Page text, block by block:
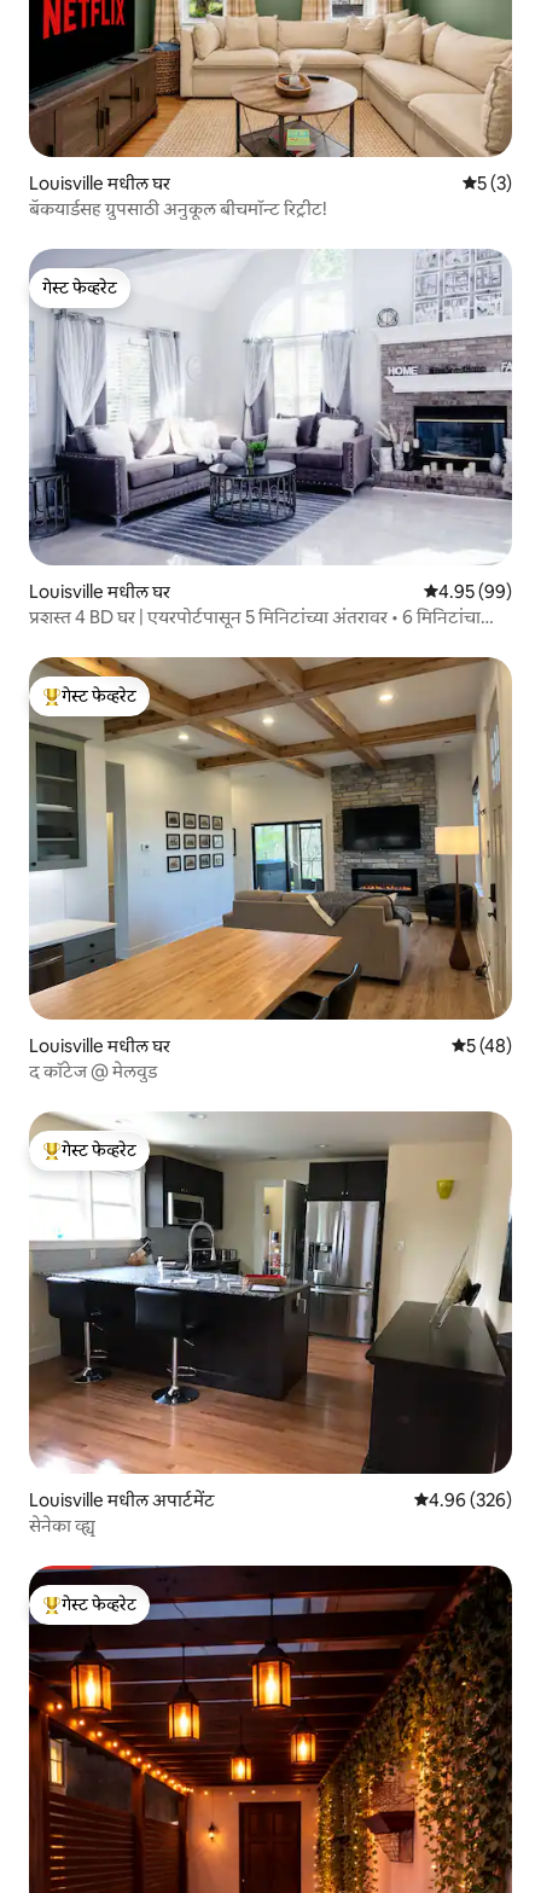
Louisville मधील घर 5 पैकी 5
5 (3)
बॅकयार्डसह ग्रुपसाठी अनुकूल बीचमॉन्ट रिट्रीट!
गेस्ट फेव्हरेट
गेस्ट फेव्हरेट
Louisville मधील घर 5 पैकी 4.95
4.95 (99)
प्रशस्त 4 BD घर | एयरपोर्टपासून 5 मिनिटांच्या अंतरावर • 6 मिनिटांचा
टॉप गेस्ट फेव्हरेट
गेस्ट फेव्हरेट
Louisville मधील घर 5 पैकी 5
5 (48)
द कॉटेज @ मेलवुड
टॉप गेस्ट फेव्हरेट
गेस्ट फेव्हरेट
Louisville मधील अपार्टमेंट 5 पैकी 4.96
4.96 (326)
सेनेका व्ह्यू
टॉप गेस्ट फेव्हरेट
गेस्ट फेव्हरेट